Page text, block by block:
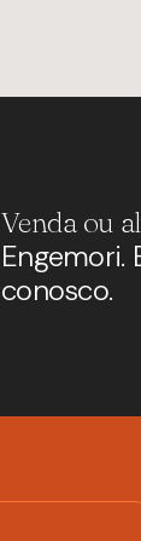
Venda ou
Engemori.
conosco.